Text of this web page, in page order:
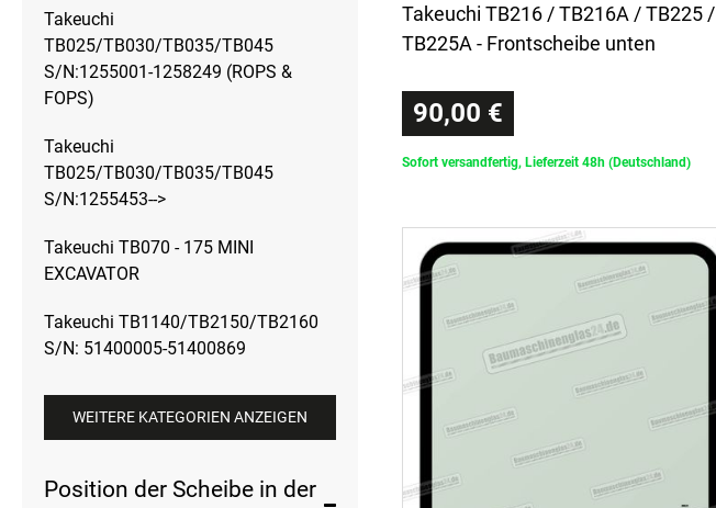
Takeuchi
TB025/TB030/TB035/TB045
S/N:1255001-1258249 (ROPS &
FOPS)
Takeuchi
TB025/TB030/TB035/TB045
S/N:1255453-->
Takeuchi TB070 - 175 MINI
EXCAVATOR
Takeuchi TB1140/TB2150/TB2160
S/N: 51400005-51400869
WEITERE KATEGORIEN ANZEIGEN
Position der Scheibe in der
Takeuchi TB216 / TB216A / TB225 /
TB225A - Frontscheibe unten
90,00 €
Sofort versandfertig, Lieferzeit 48h (Deutschland)